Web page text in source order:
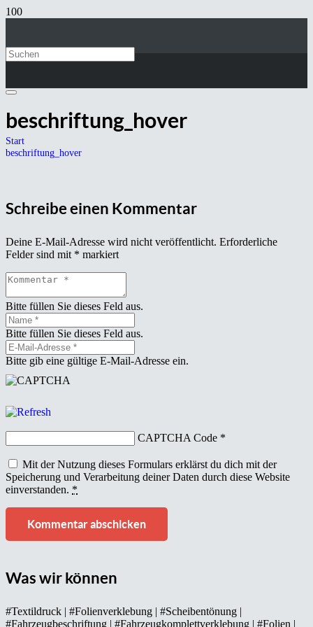
beschriftung_hover
Start
beschriftung_hover
Schreibe einen Kommentar
Deine E-Mail-Adresse wird nicht veröffentlicht. Erforderliche
Felder sind mit * markiert
Bitte füllen Sie dieses Feld aus.
Bitte füllen Sie dieses Feld aus.
Bitte gib eine gültige E-Mail-Adresse ein.
CAPTCHA Code *
Mit der Nutzung dieses Formulars erklärst du dich mit der
Speicherung und Verarbeitung deiner Daten durch diese Website
einverstanden. *
Kommentar abschicken
Was wir können
#Textildruck | #Folienverklebung | #Scheibentönung |
#Fahrzeugbeschriftung | #Fahrzeugkomplettverklebung | #Folien |